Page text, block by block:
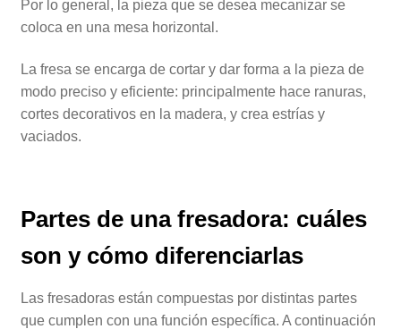
Por lo general, la pieza que se desea mecanizar se
coloca en una mesa horizontal.
La fresa se encarga de cortar y dar forma a la pieza de
modo preciso y eficiente: principalmente hace ranuras,
cortes decorativos en la madera, y crea estrías y
vaciados.
Partes de una fresadora: cuáles
son y cómo diferenciarlas
Las fresadoras están compuestas por distintas partes
que cumplen con una función específica. A continuación